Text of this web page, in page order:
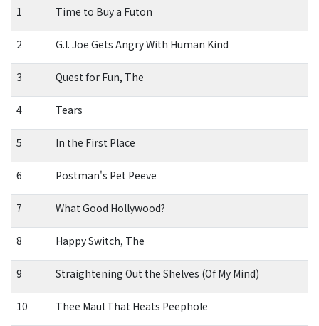
1
Time to Buy a Futon
2 G.I. Joe Gets Angry With Human Kind
3 Quest for Fun, The
4 Tears
5 In the First Place
6 Postman's Pet Peeve
7 What Good Hollywood?
8 Happy Switch, The
9 Straightening Out the Shelves (Of My Mind)
10 Thee Maul That Heats Peephole